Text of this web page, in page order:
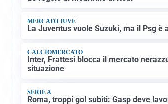
MERCATO JUVE
La Juventus vuole Suzuki, ma il Psg è
CALCIOMERCATO
Inter, Frattesi blocca il mercato
situazione
SERIE A
Roma, troppi gol subiti: Gasp deve